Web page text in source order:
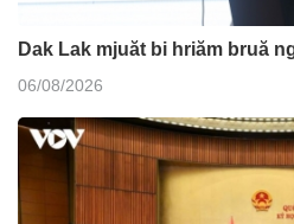
Dak Lak mjuăt bi hriăm bruă
06/08/2026